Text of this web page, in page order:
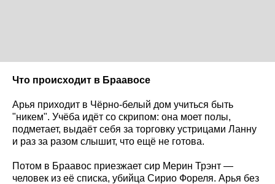
Что происходит в Браавосе
Арья приходит в Чёрно-белый дом учиться быть
"никем". Учёба идёт со скрипом: она моет полы,
подметает, выдаёт себя за торговку устрицами Ланну
и раз за разом слышит, что ещё не готова.
Потом в Браавос приезжает сир Мерин Трэнт —
человек из её списка, убийца Сирио Фореля. Арья без